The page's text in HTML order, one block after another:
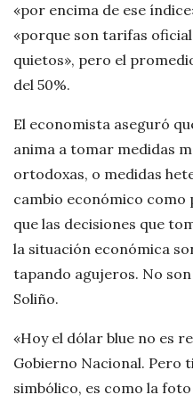
«por encima de ese
«porque son tarifas
quietos», pero el
del 50%.
El economista aseguró
anima a tomar medidas
ortodoxas, o medidas
cambio económico como
que las decisiones que
la situación económica
tapando agujeros. No
Soliño.
«Hoy el dólar blue no es
Gobierno Nacional. Pero
simbólico, es como la